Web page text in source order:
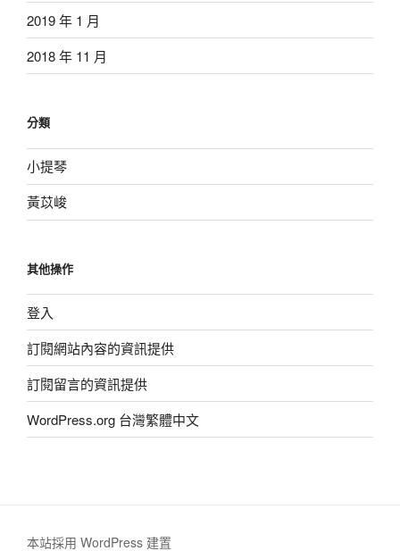
2019 年 1 月
2018 年 11 月
分類
小提琴
黃苡峻
其他操作
登入
訂閱網站內容的資訊提供
訂閱留言的資訊提供
WordPress.org 台灣繁體中文
本站採用 WordPress 建置